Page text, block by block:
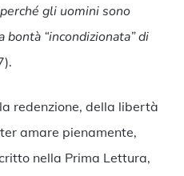
gli uomini sono
“incondizionata” di
redenzione, della libertà
amare pienamente,
nella Prima Lettura,